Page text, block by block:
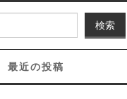
最近の投稿